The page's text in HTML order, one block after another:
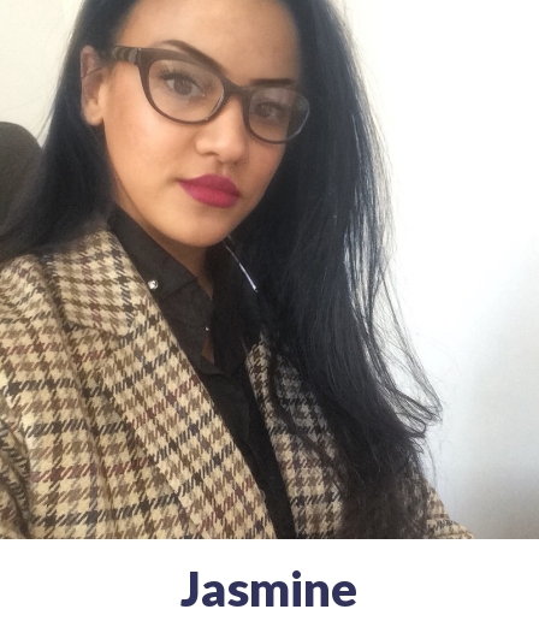
Jasmine